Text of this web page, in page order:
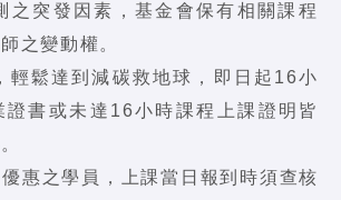
之突發因素，基金會保有相關課程
之變動權。
輕鬆達到減碳救地球，即日起16小
證書或未達16小時課程上課證明皆
惠之學員，上課當日報到時須查核